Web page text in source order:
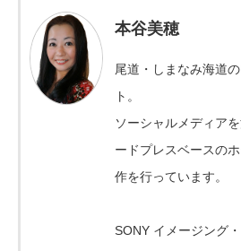
本谷美穂
尾道・しまなみ海道
ト。
ソーシャルメディア
ードプレスベースの
作を行っています。
SONY イメージング